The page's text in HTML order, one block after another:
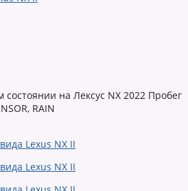
на Лексус NX 2022 Пробег
RAIN